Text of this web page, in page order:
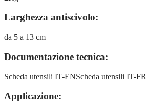
Larghezza antiscivolo:
da 5 a 13 cm
Documentazione tecnica:
Scheda utensili IT-ENScheda utensili IT-FR
Applicazione: